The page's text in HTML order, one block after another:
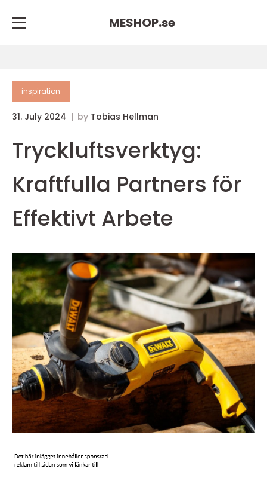
MESHOP.se
inspiration
31. July 2024 by Tobias Hellman
Tryckluftsverktyg:
Kraftfulla Partners för
Effektivt Arbete